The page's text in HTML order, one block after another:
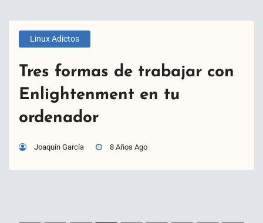
Linux Adictos
Tres formas de trabajar con
Enlightenment en tu
ordenador
Joaquín García 8 Años Ago